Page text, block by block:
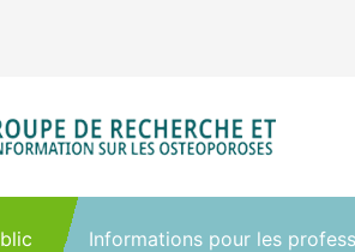
Informations pour les